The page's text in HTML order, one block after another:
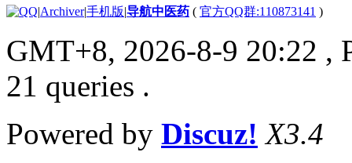
|Archiver|手机版|导航中医药 ( 官方QQ群:110873141 )
GMT+8, 2026-8-9 20:22 ,
21 queries .
Powered by Discuz! X3.4